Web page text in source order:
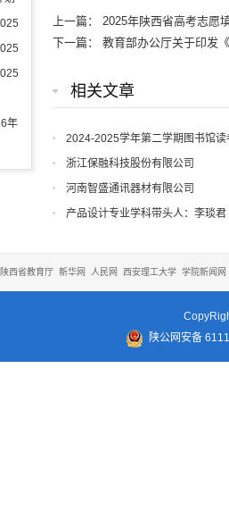
上一篇： 2025年陕西省高考志愿
下一篇： 教育部办公厅关于印发
相关文章
2024-2025学年第二学期图书馆读
浙江保融科技股份有限公司
河南智盛通讯器材有限公司
产品设计专业学科带头人：李琰君
年
陕西省教育厅 新华网 人民网 西安理工大学 学院新闻网
陕公网安备